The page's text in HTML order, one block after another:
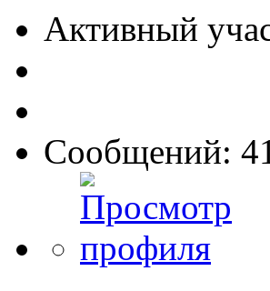
Активный
Сообщений: